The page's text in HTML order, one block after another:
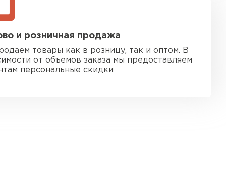
и розничная продажа
товары как в розницу, так и оптом. В
от объемов заказа мы предоставляем
персональные скидки